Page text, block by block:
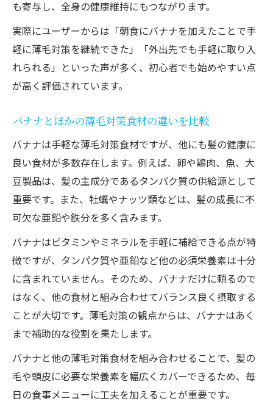
も寄与し、全身の健康維持にもつながります。
実際にユーザーからは「朝食にバナナを加えたことで手
軽に薄毛対策を継続できた」「外出先でも手軽に取り入
れられる」といった声が多く、初心者でも始めやすい点
が高く評価されています。
バナナとほかの薄毛対策食材の違いを比較
バナナは手軽な薄毛対策食材ですが、他にも髪の健康に
良い食材が多数存在します。例えば、卵や鶏肉、魚、大
豆製品は、髪の主成分であるタンパク質の供給源として
重要です。また、牡蠣やナッツ類などは、髪の成長に不
可欠な亜鉛や鉄分を多く含みます。
バナナはビタミンやミネラルを手軽に補給できる点が特
徴ですが、タンパク質や亜鉛など他の必須栄養素は十分
に含まれていません。そのため、バナナだけに頼るので
はなく、他の食材と組み合わせてバランス良く摂取する
ことが大切です。薄毛対策の観点からは、バナナはあく
まで補助的な役割を果たします。
バナナと他の薄毛対策食材を組み合わせることで、髪の
毛や頭皮に必要な栄養素を幅広くカバーできるため、毎
日の食事メニューに工夫を加えることが重要です。